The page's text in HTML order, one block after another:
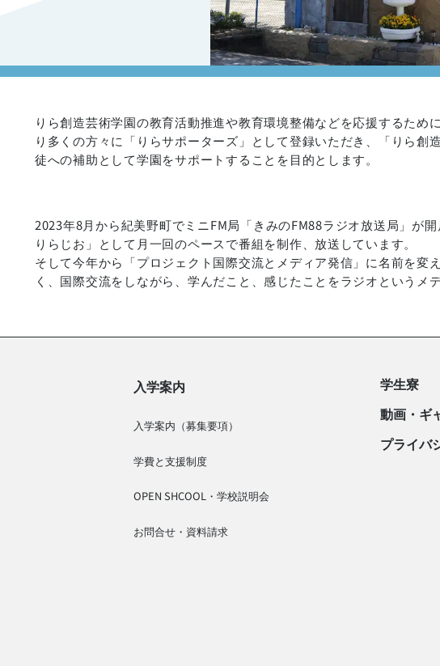
りら創造芸術学園の教育活動推進や教育環境整備などを応援するため
り多くの方々に「りらサポーターズ」として登録いただき、「りら創
徒への補助として学園をサポートすることを目的とします。
2023年8月から紀美野町でミニFM局「きみのFM88ラジオ放送局」が
りらじお」として月一回のペースで番組を制作、放送しています。
そして今年から「プロジェクト国際交流とメディア発信」に名前を変
く、国際交流をしながら、学んだこと、感じたことをラジオというメ
入学案内
入学案内（募集要項）
学費と支援制度
OPEN SHCOOL・学校説明会
お問合せ・資料請求
学生寮
動画・ギ
プライバ